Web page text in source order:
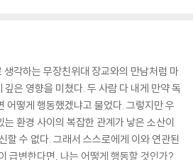
생각하는 무장친위대 장교와의 만남처럼 마
은 영향을 미쳤다. 두 사람 다 내게 만약 독
어떻게 행동했겠냐고 물었다. 그렇지만 우
환경 사이의 복잡한 관계가 낳은 소산이
할 수 없다. 그래서 스스로에게 이와 연관된
급변한다면, 나는 어떻게 행동할 것인가?